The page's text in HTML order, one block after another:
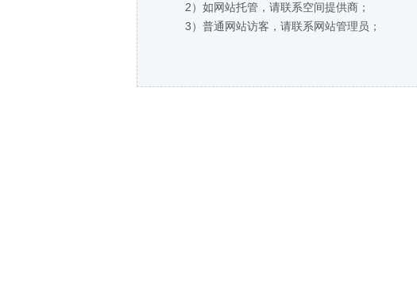
2）如网站托管，请联系空间提供商；
3）普通网站访客，请联系网站管理员；